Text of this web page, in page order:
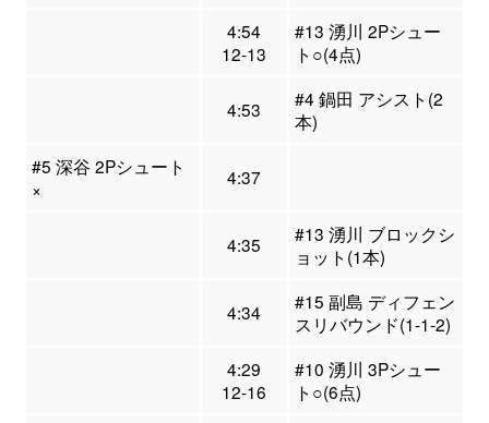
4:54
12-13
#13 湧川 2Pシュー
ト○(4点)
4:53
#4 鍋田 アシスト(2
本)
#5 深谷 2Pシュート
×
4:37
4:35
#13 湧川 ブロックシ
ョット(1本)
4:34
#15 副島 ディフェン
スリバウンド(1-1-2)
4:29
12-16
#10 湧川 3Pシュー
ト○(6点)